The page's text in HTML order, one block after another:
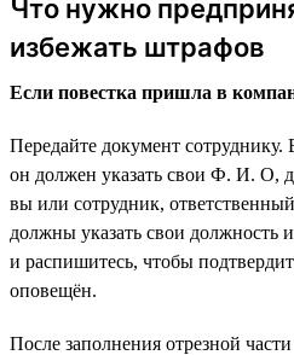
Что нужно
избежать штрафов
Если повестка пришла в
Передайте документ сотруднику.
он должен указать свои Ф. И. О,
вы или сотрудник,
должны указать свои должность
и распишитесь, чтобы
оповещён.
После заполнения отрезной